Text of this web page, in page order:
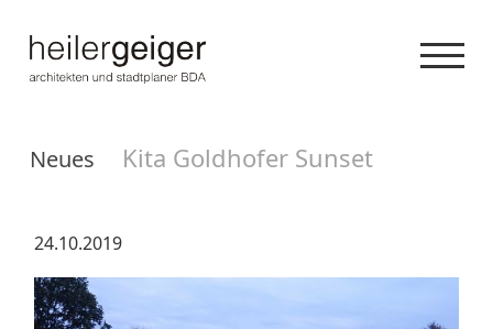
Neues Kita Goldhofer Sunset
24.10.2019